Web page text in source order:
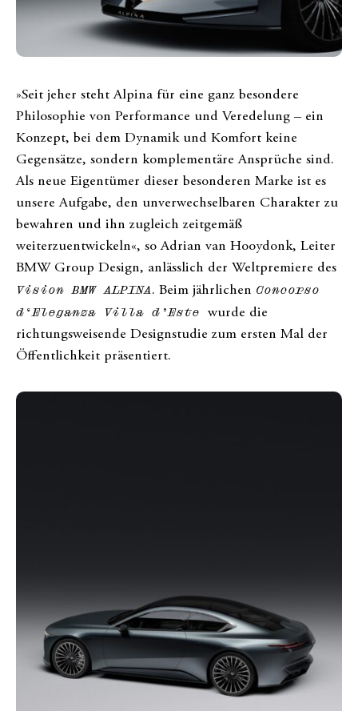
»Seit jeher steht Alpina für eine ganz besondere
Philosophie von Performance und Veredelung – ein
Konzept, bei dem Dynamik und Komfort keine
Gegensätze, sondern komplementäre Ansprüche sind.
Als neue Eigentümer dieser besonderen Marke ist es
unsere Aufgabe, den unverwechselbaren Charakter zu
bewahren und ihn zugleich zeitgemäß
weiterzuentwickeln«, so Adrian van Hooydonk, Leiter
BMW Group Design, anlässlich der Weltpremiere des
Vision BMW ALPINA. Beim jährlichen Concorso
d‘Eleganza Villa d’Este wurde die
richtungsweisende Designstudie zum ersten Mal der
Öffentlichkeit präsentiert.